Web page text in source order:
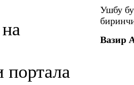
портала
Ушбу
Вазир